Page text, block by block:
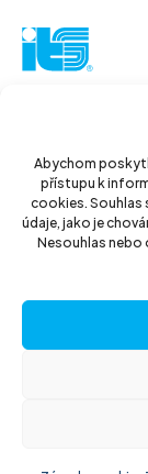
Abychom
přístupu k
cookies. Souhlas
údaje, jako je
Nesouhlas nebo
130 52 Praha3
Czech
IČ: 14889811
© 2026 ITS